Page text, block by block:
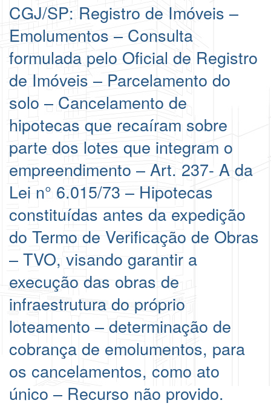
CGJ/SP: Registro de Imóveis –
Emolumentos – Consulta
formulada pelo Oficial de Registro
de Imóveis – Parcelamento do
solo – Cancelamento de
hipotecas que recaíram sobre
parte dos lotes que integram o
empreendimento – Art. 237- A da
Lei n° 6.015/73 – Hipotecas
constituídas antes da expedição
do Termo de Verificação de Obras
– TVO, visando garantir a
execução das obras de
infraestrutura do próprio
loteamento – determinação de
cobrança de emolumentos, para
os cancelamentos, como ato
único – Recurso não provido.